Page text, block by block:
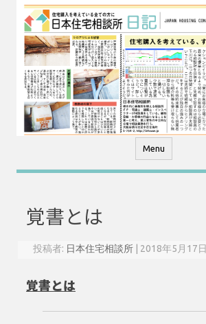
コ
テ
ン
ツ
へ
ス
キ
ッ
プ
Menu
覚書とは
投稿者: 日本住宅相談所 2018年5月17日
覚書とは